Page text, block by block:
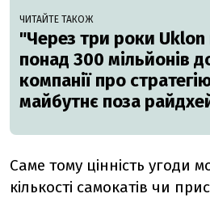
ЧИТАЙТЕ ТАКОЖ
"Через три роки
понад 300 мільйонів
компанії про
майбутнє поза
Саме тому цінність угоди
кількості самокатів чи